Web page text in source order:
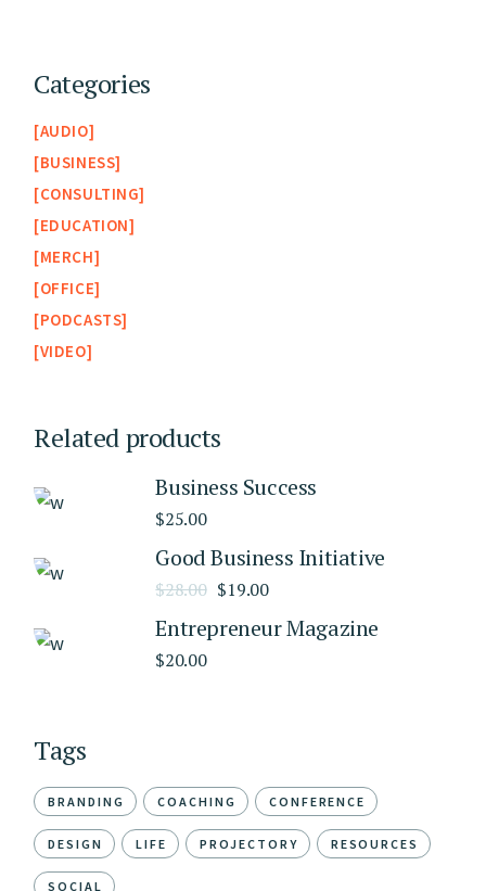
Categories
AUDIO
BUSINESS
CONSULTING
EDUCATION
MERCH
OFFICE
PODCASTS
VIDEO
Related products
Business Success
$25.00
Good Business Initiative
$28.00 $19.00
Entrepreneur Magazine
$20.00
Tags
BRANDING COACHING CONFERENCE
DESIGN LIFE PROJECTORY RESOURCES
SOCIAL